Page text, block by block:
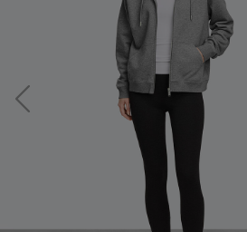
サマー 26 コレクション
サマー 26 コレクション
日本限定モデル
スノーグース
メイドインジャパンTシャツ
アウターウェア
サマー 26 コレクション
サマー 26 コレクション
日本限定モデル
スノーグース
メイドインジャパンTシャツ
アウターウェア
コレクション
品の価値を受け継いでいき
アーカイブの希少なピー